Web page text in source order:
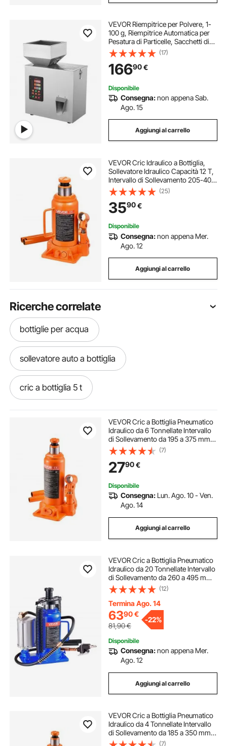
VEVOR Riempitrice per Polvere, 1-
100 g, Riempitrice Automatica per
Pesatura di Particelle, Sacchetti di
Bottiglia Riempitrice di Polvere
Dispenser di Particelle per Semi di
Tè Grani Polvere Farina
(17)
16690€
Disponibile
Consegna:non appena Sab.
Ago. 15
Aggiungi al carrello
VEVOR Cric Idraulico a Bottiglia,
Sollevatore Idraulico Capacità 12 T,
Intervallo di Sollevamento 205-400
mm, Cric a Bottiglia Saldato per
Riparazioni Auto, Ascensori
Domestici, Arancione
(25)
3590€
Disponibile
Consegna:non appena Mer.
Ago. 12
Aggiungi al carrello
Ricerche correlate
bottiglie per acqua
sollevatore auto a bottiglia
cric a bottiglia 5 t
cric a bottiglia per auto
bottiglia pneumatico
ripiano per bottiglie liquori
bottiglie acqua sistema
porta bottiglie vino portabottiglie
portabottiglie vino legno 72 bottiglie
porta bottiglie liquori
VEVOR Cric a Bottiglia Pneumatico
Idraulico da 6 Tonnellate Intervallo
di Sollevamento da 195 a 375 mm,
Martinetto a Bottiglia Pneumatico
Manuale con Pompa per Auto,
Camion, SUV, Arancione
(7)
2790€
Disponibile
Consegna: Lun. Ago. 10 - Ven.
Ago. 14
Aggiungi al carrello
VEVOR Cric a Bottiglia Pneumatico
Idraulico da 20 Tonnellate Intervallo
di Sollevamento da 260 a 495 mm,
Martinetto a Bottiglia Pneumatico
Manuale con Pompa per Auto,
Camion, SUV, Blu
(12)
Termina Ago. 14
6390€
81,90€
-22%
Disponibile
Consegna:non appena Mer.
Ago. 12
Aggiungi al carrello
VEVOR Cric a Bottiglia Pneumatico
Idraulico da 4 Tonnellate Intervallo
di Sollevamento da 185 a 350 mm,
Martinetto a Bottiglia Pneumatico
(7)